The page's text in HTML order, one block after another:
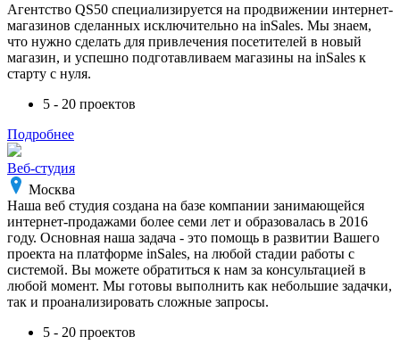
Агентство QS50 специализируется на продвижении интернет-
магазинов сделанных исключительно на inSales. Мы знаем,
что нужно сделать для привлечения посетителей в новый
магазин, и успешно подготавливаем магазины на inSales к
старту с нуля.
5 - 20 проектов
Подробнее
Веб-студия
Москва
Наша веб студия создана на базе компании занимающейся
интернет-продажами более семи лет и образовалась в 2016
году. Основная наша задача - это помощь в развитии Вашего
проекта на платформе inSales, на любой стадии работы с
системой. Вы можете обратиться к нам за консультацией в
любой момент. Мы готовы выполнить как небольшие задачки,
так и проанализировать сложные запросы.
5 - 20 проектов